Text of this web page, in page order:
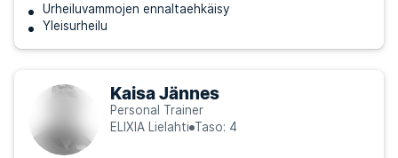
Urheiluvammojen ennaltaehkäisy
Yleisurheilu
Kaisa Jännes
Personal Trainer
ELIXIA Lielahti Taso: 4